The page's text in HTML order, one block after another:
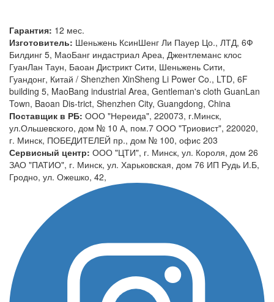
Гарантия: 12 мес.
Изготовитель: Шеньжень КсинШенг Ли Пауер Цо., ЛТД, 6Ф
Билдинг 5, МаоБанг индастриал Ареа, Джентлеманс клос
ГуанЛан Таун, Баоан Дистрикт Сити, Шеньжень Сити,
Гуандонг, Китай / Shenzhen XinSheng Li Power Co., LTD, 6F
building 5, MaoBang industrial Area, Gentleman's cloth GuanLan
Town, Baoan Dis-trict, Shenzhen City, Guangdong, China
Поставщик в РБ: ООО "Нереида", 220073, г.Минск,
ул.Ольшевского, дом № 10 А, пом.7 ООО "Триовист", 220020,
г. Минск, ПОБЕДИТЕЛЕЙ пр., дом № 100, офис 203
Сервисный центр: ООО "ЦТИ", г. Минск, ул. Короля, дом 26
ЗАО "ПАТИО", г. Минск, ул. Харьковская, дом 76 ИП Рудь И.Б,
Гродно, ул. Ожешко, 42,